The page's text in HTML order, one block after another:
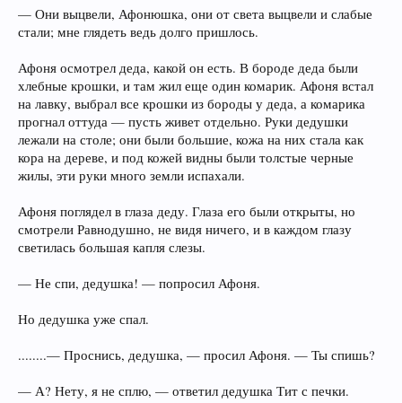
— Они выцвели, Афонюшка, они от света выцвели и слабые
стали; мне глядеть ведь долго пришлось.
Афоня осмотрел деда, какой он есть. В бороде деда были
хлебные крошки, и там жил еще один комарик. Афоня встал
на лавку, выбрал все крошки из бороды у деда, а комарика
прогнал оттуда — пусть живет отдельно. Руки дедушки
лежали на столе; они были большие, кожа на них стала как
кора на дереве, и под кожей видны были толстые черные
жилы, эти руки много земли испахали.
Афоня поглядел в глаза деду. Глаза его были открыты, но
смотрели Равнодушно, не видя ничего, и в каждом глазу
светилась большая капля слезы.
— Не спи, дедушка! — попросил Афоня.
Но дедушка уже спал.
........— Проснись, дедушка, — просил Афоня. — Ты спишь?
— А? Нету, я не сплю, — ответил дедушка Тит с печки.